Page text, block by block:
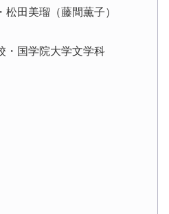
松田美瑠（藤間薫子）
国学院大学文学科